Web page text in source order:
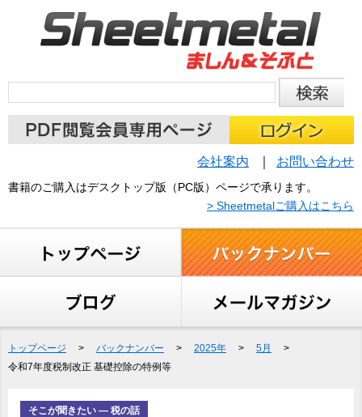
会社案内 お問い合わせ
書籍のご購入はデスクトップ版（PC版）ページで承ります。
> Sheetmetalご購入はこちら
トップページ > バックナンバー > 2025年 > 5月
>
令和7年度税制改正 基礎控除の特例等
そこが聞きたい ― 税の話